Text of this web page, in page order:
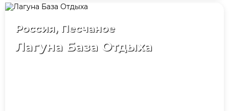
Россия, Песчаное
Лагуна База Отдыха